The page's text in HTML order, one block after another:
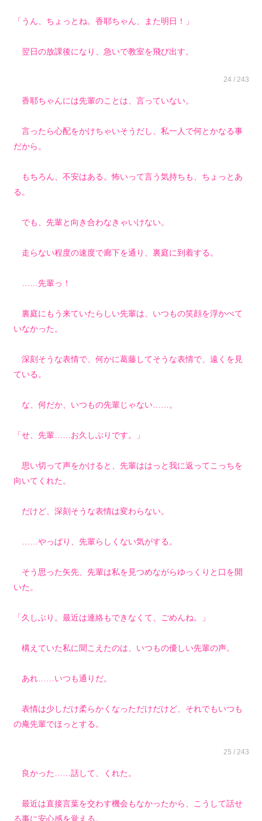
「うん、ちょっとね。香耶ちゃん、また明日！」
翌日の放課後になり、急いで教室を飛び出す。
24 / 243
香耶ちゃんには先輩のことは、言っていない。
言ったら心配をかけちゃいそうだし、私一人で何とかなる事
だから。
もちろん、不安はある。怖いって言う気持ちも、ちょっとあ
る。
でも、先輩と向き合わなきゃいけない。
走らない程度の速度で廊下を通り、裏庭に到着する。
……先輩っ！
裏庭にもう来ていたらしい先輩は、いつもの笑顔を浮かべて
いなかった。
深刻そうな表情で、何かに葛藤してそうな表情で、遠くを見
ている。
な、何だか、いつもの先輩じゃない……。
「せ、先輩……お久しぶりです。」
思い切って声をかけると、先輩ははっと我に返ってこっちを
向いてくれた。
だけど、深刻そうな表情は変わらない。
……やっぱり、先輩らしくない気がする。
そう思った矢先、先輩は私を見つめながらゆっくりと口を開
いた。
「久しぶり。最近は連絡もできなくて、ごめんね。」
構えていた私に聞こえたのは、いつもの優しい先輩の声。
あれ……いつも通りだ。
表情は少しだけ柔らかくなっただけだけど、それでもいつも
の庵先輩でほっとする。
25 / 243
良かった……話して、くれた。
最近は直接言葉を交わす機会もなかったから、こうして話せ
る事に安心感を覚える。